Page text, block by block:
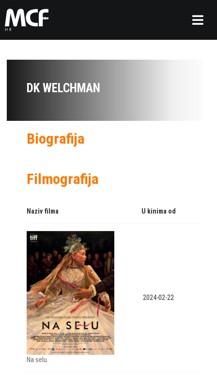
DK WELCHMAN
Biografija
Filmografija
Naziv filma U kinima od
Na selu
2024-02-22